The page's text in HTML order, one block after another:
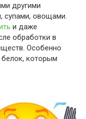
другими
супами, овощами.
и даже
обработки в
Особенно
которым